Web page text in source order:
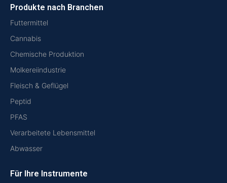
Produkte nach Branchen
Futtermittel
Cannabis
Chemische Produktion
Molkereiindustrie
Fleisch & Geflügel
Peptid
PFAS
Verarbeitete Lebensmittel
Abwasser
Für Ihre Instrumente